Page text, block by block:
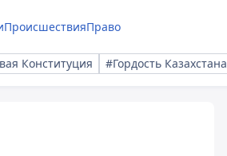
ПроисшествияПраво
Конституция #Гордость Казахстана